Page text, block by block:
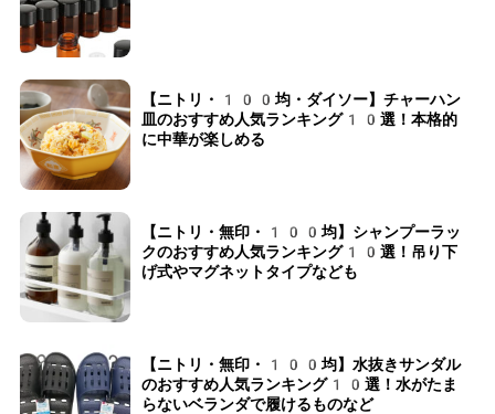
【ニトリ・100均・ダイソー】チャーハン
皿のおすすめ人気ランキング10選！本格的
に中華が楽しめる
【ニトリ・無印・100均】シャンプーラッ
クのおすすめ人気ランキング10選！吊り下
げ式やマグネットタイプなども
【ニトリ・無印・100均】水抜きサンダル
のおすすめ人気ランキング10選！水がたま
らないベランダで履けるものなど